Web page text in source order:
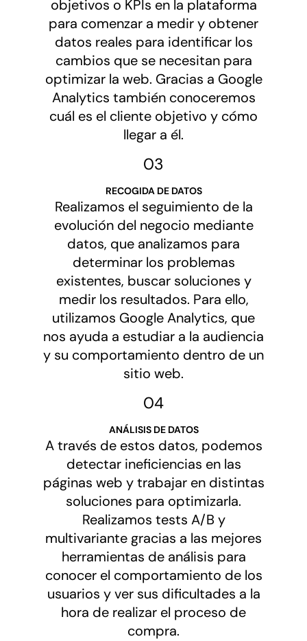
objetivos o KPIs en la plataforma
para comenzar a medir y obtener
datos reales para identificar los
cambios que se necesitan para
optimizar la web. Gracias a Google
Analytics también conoceremos
cuál es el cliente objetivo y cómo
llegar a él.
03
RECOGIDA DE DATOS
Realizamos el seguimiento de la
evolución del negocio mediante
datos, que analizamos para
determinar los problemas
existentes, buscar soluciones y
medir los resultados. Para ello,
utilizamos Google Analytics, que
nos ayuda a estudiar a la audiencia
y su comportamiento dentro de un
sitio web.
04
ANÁLISIS DE DATOS
A través de estos datos, podemos
detectar ineficiencias en las
páginas web y trabajar en distintas
soluciones para optimizarla.
Realizamos tests A/B y
multivariante gracias a las mejores
herramientas de análisis para
conocer el comportamiento de los
usuarios y ver sus dificultades a la
hora de realizar el proceso de
compra.